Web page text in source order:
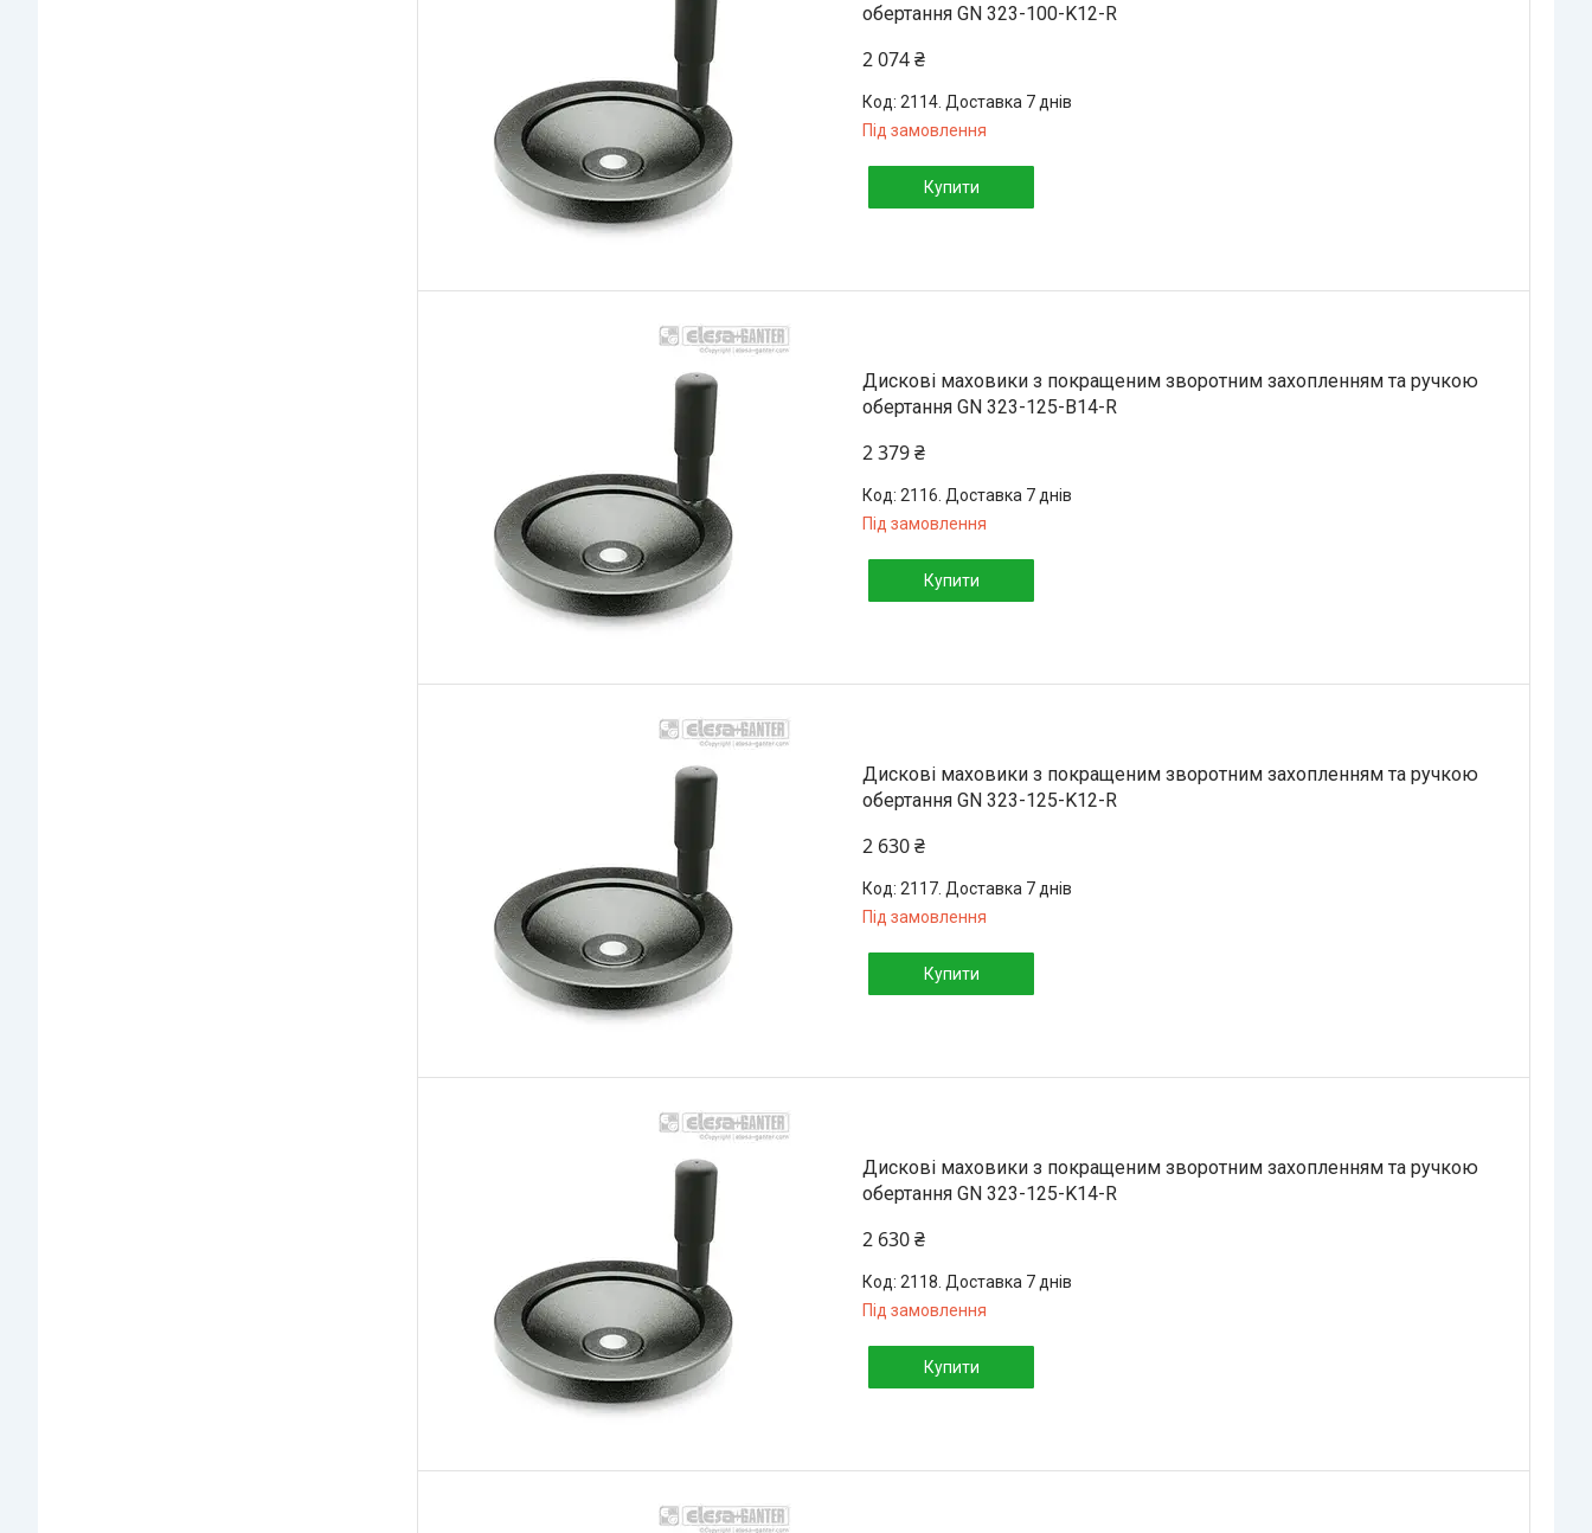
обертання GN 323-100-K12-R
2 074 ₴
2114. Доставка 7 днів
Під замовлення
Купити
Дискові маховики з покращеним зворотним захопленням та ручкою
обертання GN 323-125-B14-R
2 379 ₴
2116. Доставка 7 днів
Під замовлення
Купити
Дискові маховики з покращеним зворотним захопленням та ручкою
обертання GN 323-125-K12-R
2 630 ₴
2117. Доставка 7 днів
Під замовлення
Купити
Дискові маховики з покращеним зворотним захопленням та ручкою
обертання GN 323-125-K14-R
2 630 ₴
2118. Доставка 7 днів
Під замовлення
Купити